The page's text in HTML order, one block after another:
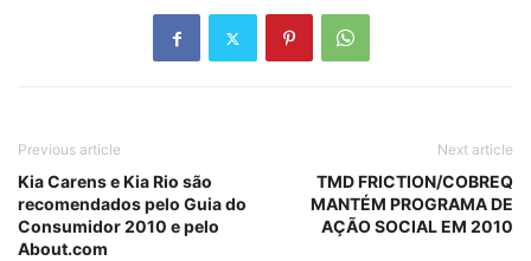
Previous article
Kia Carens e Kia Rio são
recomendados pelo Guia do
Consumidor 2010 e pelo
About.com
Next article
TMD FRICTION/COBREQ
MANTÉM PROGRAMA DE
AÇÃO SOCIAL EM 2010